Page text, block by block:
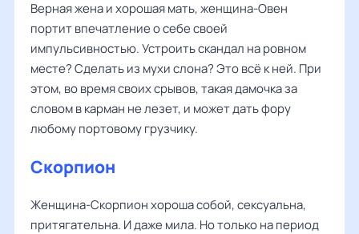
Верная жена и хорошая мать, женщина-Овен
портит впечатление о себе своей
импульсивностью. Устроить скандал на ровном
месте? Сделать из мухи слона? Это всё к ней. При
этом, во время своих срывов, такая дамочка за
словом в карман не лезет, и может дать фору
любому портовому грузчику.
Скорпион
Женщина-Скорпион хороша собой, сексуальна,
притягательна. И даже мила. Но только на период